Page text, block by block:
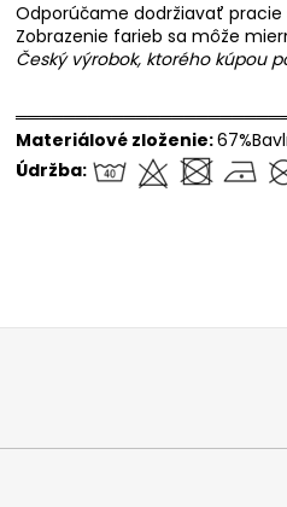
Odporúčame dodržiavať
Zobrazenie farieb sa môže
Český výrobok, ktorého kúpou
Materiálové zloženie:
Údržba: